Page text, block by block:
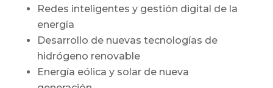
Redes inteligentes y gestión digital de la
energía
Desarrollo de nuevas tecnologías de
hidrógeno renovable
Energía eólica y solar de nueva